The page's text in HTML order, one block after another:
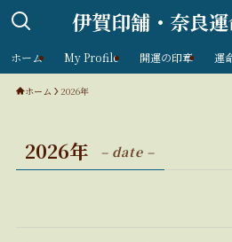
伊賀印舗・奈良
ホーム My Profile 開運の印章 運
ホーム 2026年
2026年 – date –